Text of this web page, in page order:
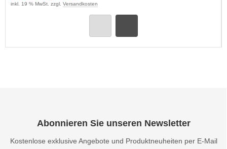
inkl. 19 % MwSt. zzgl. Versandkosten
Abonnieren Sie unseren Newsletter
Kostenlose exklusive Angebote und Produktneuheiten per E-Mail